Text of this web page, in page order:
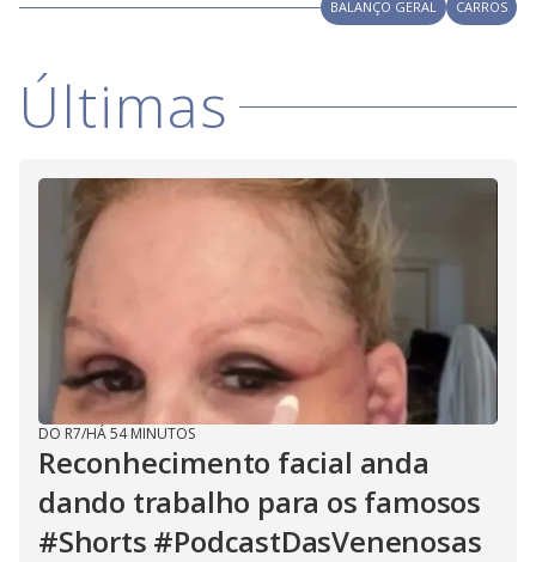
V
i
d
e
o
d BALANÇO GERAL CARROS
Últimas
DO R7/HÁ 54 MINUTOS
Reconhecimento facial anda
dando trabalho para os famosos
#Shorts #PodcastDasVenenosas